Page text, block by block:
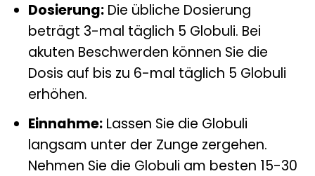
Dosierung:Die übliche Dosierung
beträgt 3-mal täglich 5 Globuli. Bei
akuten Beschwerden können Sie die
Dosis auf bis zu 6-mal täglich 5 Globuli
erhöhen.
Einnahme:Lassen Sie die Globuli
langsam unter der Zunge zergehen.
Nehmen Sie die Globuli am besten 15-30